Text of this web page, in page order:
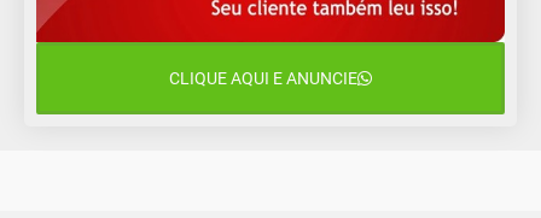
Quinta-Feira
CLIQUE AQUI E ANUNCIE